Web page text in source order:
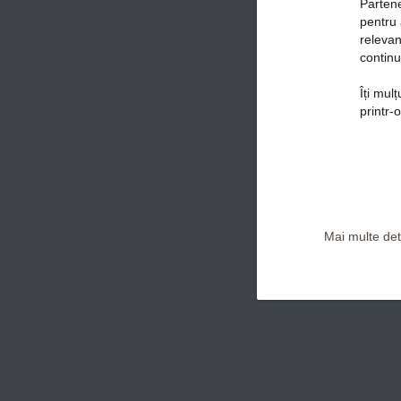
pentru
Îți
printr-
Mai multe